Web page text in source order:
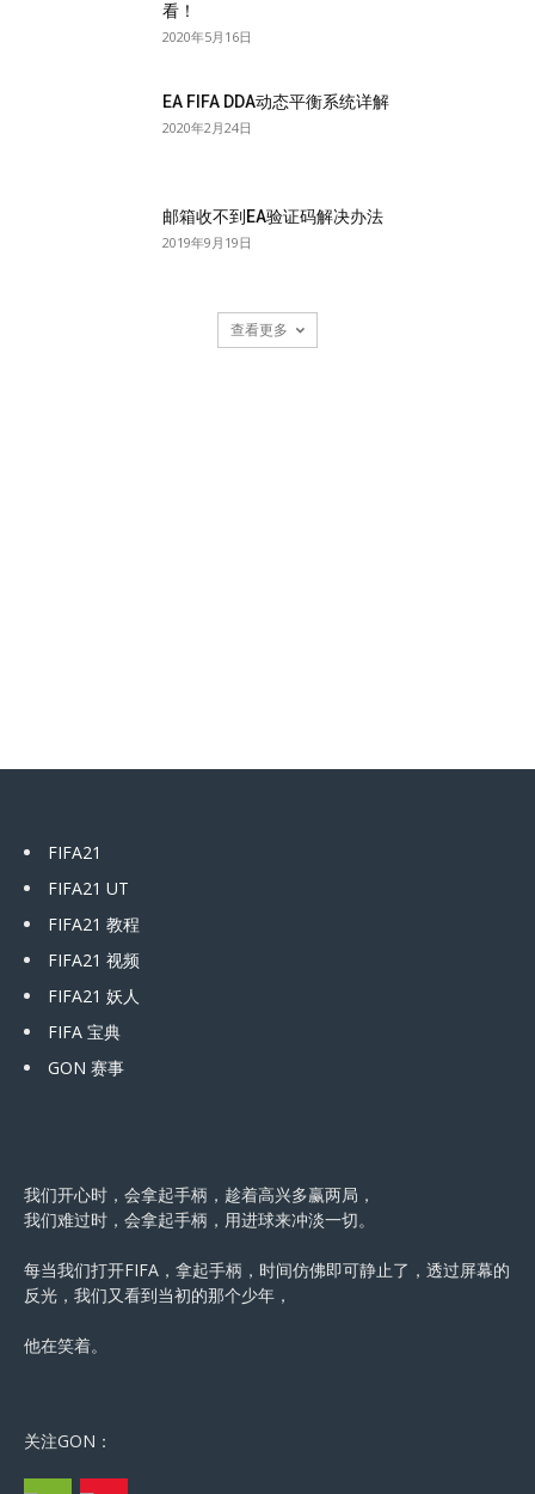
看！
2020年5月16日
EA FIFA DDA动态平衡系统详解
2020年2月24日
邮箱收不到EA验证码解决办法
2019年9月19日
查看更多
FIFA21
FIFA21 UT
FIFA21 教程
FIFA21 视频
FIFA21 妖人
FIFA 宝典
GON 赛事
我们开心时，会拿起手柄，趁着高兴多赢两局，
我们难过时，会拿起手柄，用进球来冲淡一切。
每当我们打开FIFA，拿起手柄，时间仿佛即可静止了，透过屏幕的
反光，我们又看到当初的那个少年，
他在笑着。
关注GON：